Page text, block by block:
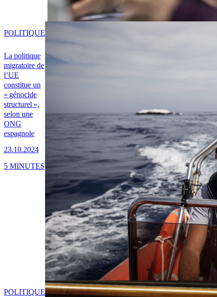
La politique
migratoire de
l’UE
constitue un
« génocide
structurel »,
selon une
ONG
espagnole
23.10.2024
POLITIQUE
5 MINUTES
POLITIQUE